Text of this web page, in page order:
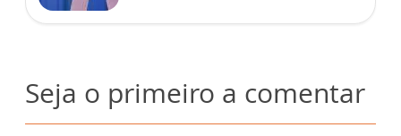
Seja o primeiro a comentar